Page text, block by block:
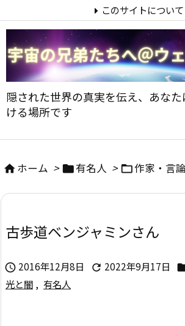
隠された世界の真実を伝え、あな
ける場所です
このサイトについて
ホーム > 有名人 > 作家・言
古歩道ベンジャミンさん
 2016年12月8日  2022年9月17日
光と闇 , 有名人